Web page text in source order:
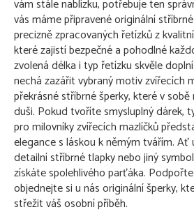
Drak - stříbrný šperk 925/1000
Náramky - stříbrný šperk 925/1000
Prsteny - stříbrný šperk 925/1000
PŘÍVĚŠKY NA KLÍČE - OBECNÝ KOV
OSTATNÍ PRODUKTY
vám stále nablízku, potřebuje ten
vás máme připravené originální
precizně zpracovaných řetízků z
které zajistí bezpečné a pohodlné
zvolená délka i typ řetízku skvěle
nechá zazářit vybraný motiv zvířecích
překrásné stříbrné šperky, které v
duši. Pokud tvoříte smysluplný dárek,
pro milovníky zvířecích mazlíčků
elegance s láskou k němým tvářím. Ať
detailní stříbrné tlapky nebo jiný
získáte spolehlivého parťáka.
objednejte si u nás originální šperky,
střežit váš osobní příběh.